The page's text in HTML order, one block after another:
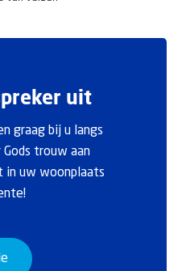
uit
graag bij u langs
trouw aan
in uw woonplaats